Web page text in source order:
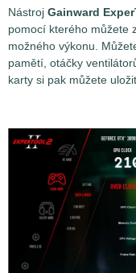
Nástroj Gainward
pomocí kterého můžete
možného výkonu.
pamětí, otáčky
karty si pak můžete